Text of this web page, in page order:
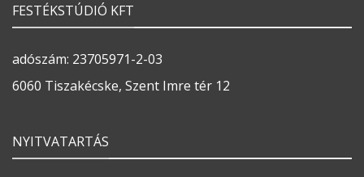
FESTÉKSTÚDIÓ KFT
adószám: 23705971-2-03
6060 Tiszakécske, Szent Imre tér 12
NYITVATARTÁS